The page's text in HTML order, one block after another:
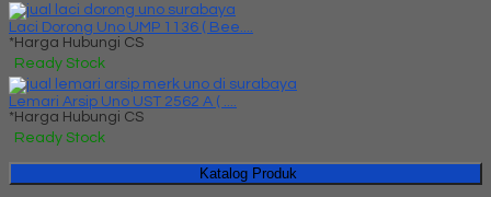
Laci Dorong Uno UMP 1136 ( Bee....
*Harga Hubungi CS
Ready Stock
Lemari Arsip Uno UST 2562 A ( ....
*Harga Hubungi CS
Ready Stock
Katalog Produk